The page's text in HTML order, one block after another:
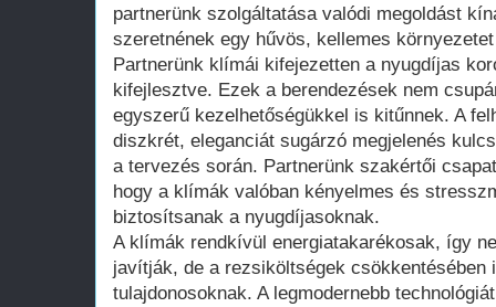
partnerünk szolgáltatása valódi megoldást
szeretnének egy hűvös, kellemes
Partnerünk klímái kifejezetten a nyugdíjas
kifejlesztve. Ezek a berendezések nem
egyszerű kezelhetőségükkel is kitűnnek. A
diszkrét, eleganciát sugárzó megjelenés
a tervezés során. Partnerünk szakértői
hogy a klímák valóban kényelmes és
biztosítsanak a nyugdíjasoknak.
A klímák rendkívül energiatakarékosak, így
javítják, de a rezsiköltségek csökkentésében
tulajdonosoknak. A legmodernebb